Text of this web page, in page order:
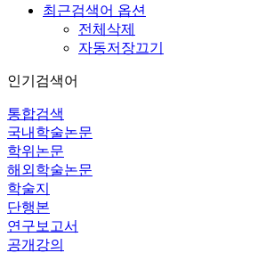
최근검색어 옵션
전체삭제
자동저장끄기
인기검색어
통합검색
국내학술논문
학위논문
해외학술논문
학술지
단행본
연구보고서
공개강의